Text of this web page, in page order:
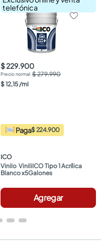
telefónica
$ 229.900
$ 279.990
$12,15 /ml
Paga$ 224.900
ICO
Vinilo  ViniliICO Tipo 1 Acrílica
Blanco x5Galones
Agregar